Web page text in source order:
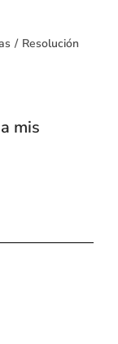
/ Resolución
mis